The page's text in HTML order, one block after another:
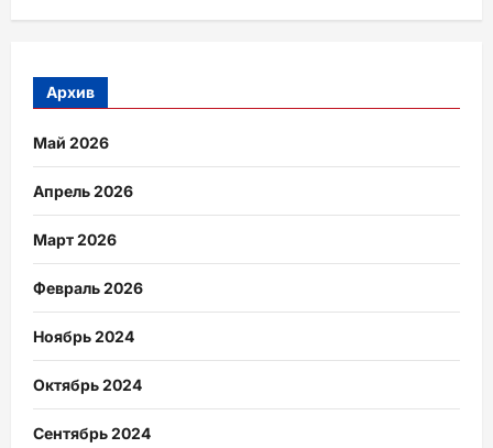
Архив
Май 2026
Апрель 2026
Март 2026
Февраль 2026
Ноябрь 2024
Октябрь 2024
Сентябрь 2024